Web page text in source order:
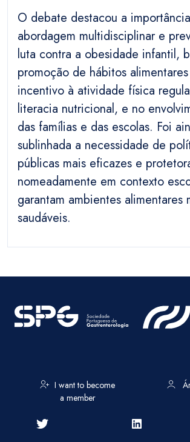
O debate destacou a
abordagem multidisciplinar e
luta contra a obesidade infantil,
promoção de hábitos
incentivo à atividade física
literacia nutricional, e no
das famílias e das escolas. Foi
sublinhada a necessidade de
públicas mais eficazes e
nomeadamente em contexto
garantam ambientes alimentares
saudáveis.
I want to become
a member